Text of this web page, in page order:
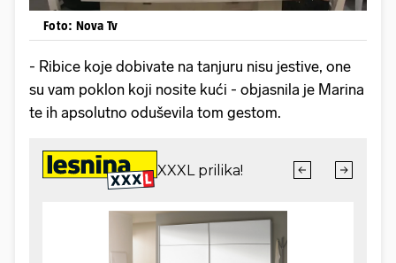
Foto: Nova Tv
- Ribice koje dobivate na tanjuru nisu jestive, one
su vam poklon koji nosite kući - objasnila je Marina
te ih apsolutno oduševila tom gestom.